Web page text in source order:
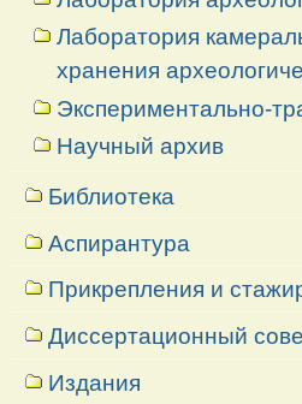
Лаборатория
хранения
Экспериментально-
Научный архив
Библиотека
Аспирантура
Прикрепления и
Диссертационный
Издания